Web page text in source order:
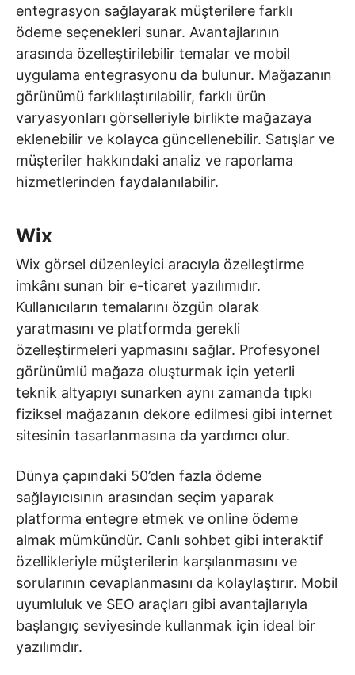
entegrasyon sağlayarak müşterilere farklı
ödeme seçenekleri sunar. Avantajlarının
arasında özelleştirilebilir temalar ve mobil
uygulama entegrasyonu da bulunur. Mağazanın
görünümü farklılaştırılabilir, farklı ürün
varyasyonları görselleriyle birlikte mağazaya
eklenebilir ve kolayca güncellenebilir. Satışlar ve
müşteriler hakkındaki analiz ve raporlama
hizmetlerinden faydalanılabilir.
Wix
Wix görsel düzenleyici aracıyla özelleştirme
imkânı sunan bir e-ticaret yazılımıdır.
Kullanıcıların temalarını özgün olarak
yaratmasını ve platformda gerekli
özelleştirmeleri yapmasını sağlar. Profesyonel
görünümlü mağaza oluşturmak için yeterli
teknik altyapıyı sunarken aynı zamanda tıpkı
fiziksel mağazanın dekore edilmesi gibi internet
sitesinin tasarlanmasına da yardımcı olur.
Dünya çapındaki 50’den fazla ödeme
sağlayıcısının arasından seçim yaparak
platforma entegre etmek ve online ödeme
almak mümkündür. Canlı sohbet gibi interaktif
özellikleriyle müşterilerin karşılanmasını ve
sorularının cevaplanmasını da kolaylaştırır. Mobil
uyumluluk ve SEO araçları gibi avantajlarıyla
başlangıç seviyesinde kullanmak için ideal bir
yazılımdır.